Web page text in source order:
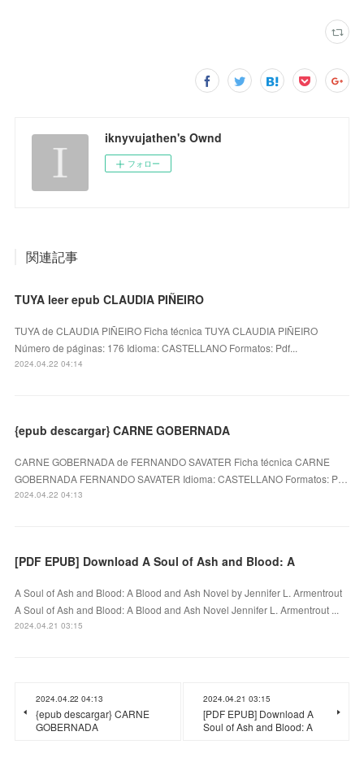
iknyvujathen's Ownd
フォロー
関連記事
TUYA leer epub CLAUDIA PIÑEIRO
TUYA de CLAUDIA PIÑEIRO Ficha técnica TUYA CLAUDIA PIÑEIRO
Número de páginas: 176 Idioma: CASTELLANO Formatos: Pdf...
2024.04.22 04:14
{epub descargar} CARNE GOBERNADA
CARNE GOBERNADA de FERNANDO SAVATER Ficha técnica CARNE
GOBERNADA FERNANDO SAVATER Idioma: CASTELLANO Formatos: P…
2024.04.22 04:13
[PDF EPUB] Download A Soul of Ash and Blood: A
A Soul of Ash and Blood: A Blood and Ash Novel by Jennifer L. Armentrout
A Soul of Ash and Blood: A Blood and Ash Novel Jennifer L. Armentrout ...
2024.04.21 03:15
2024.04.22 04:13
{epub descargar} CARNE
GOBERNADA
2024.04.21 03:15
[PDF EPUB] Download A
Soul of Ash and Blood: A